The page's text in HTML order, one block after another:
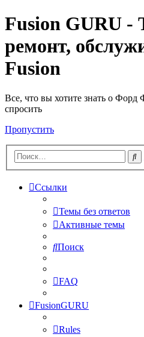
Fusion GURU -
ремонт,
Fusion
Все, что вы хотите знать о
спросить
Пропустить
Ссылки
Темы без ответов
Активные темы
Поиск
FAQ
FusionGURU
Rules